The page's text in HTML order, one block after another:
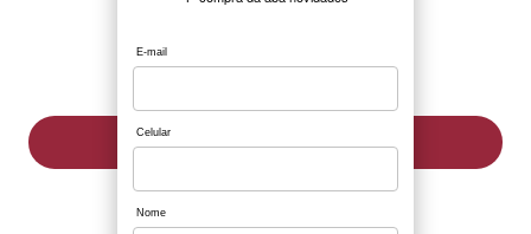
ADICIONAR À SACOLA